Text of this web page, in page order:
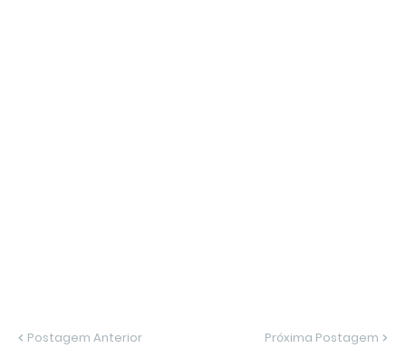
Postagem Anterior Próxima Postagem